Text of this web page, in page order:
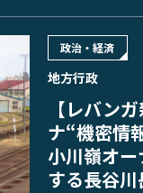
政治・経済
地方行政
【レバン
ナ“機密情
小川嶺オ
する長谷